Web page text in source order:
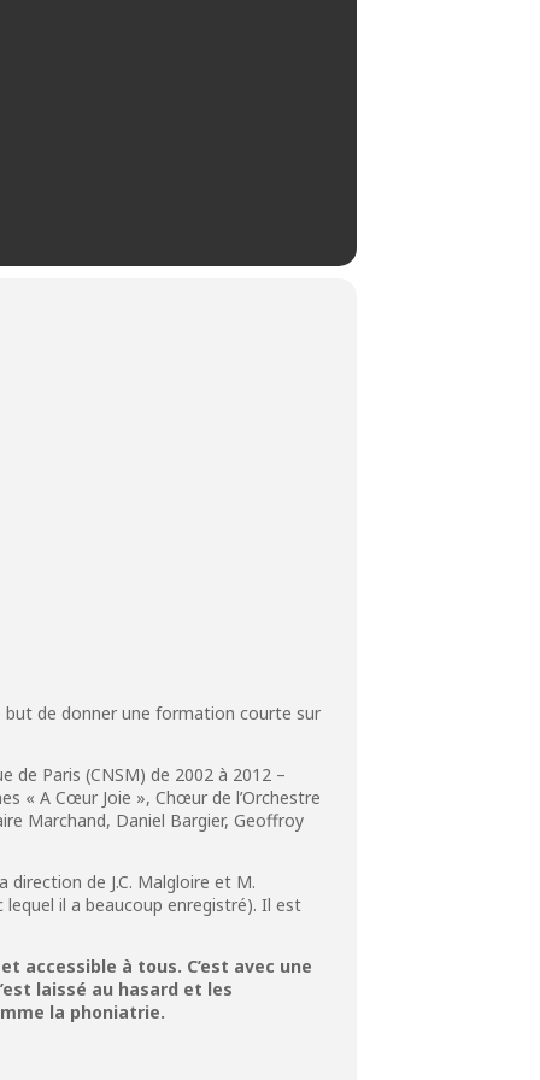
but de donner une formation courte sur
de Paris (CNSM) de 2002 à 2012 –
« A Cœur Joie », Chœur de l’Orchestre
Marchand, Daniel Bargier, Geoffroy
de J.C. Malgloire et M.
il a beaucoup enregistré). Il est
accessible à tous. C’est avec une
laissé au hasard et les
la phoniatrie.